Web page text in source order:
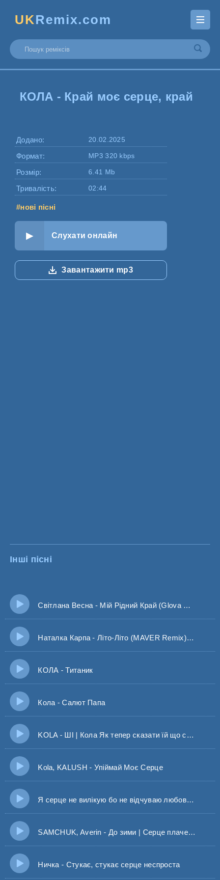
UKRemix.com
КОЛА - Край моє серце, край
Додано: 20.02.2025
Формат: MP3 320 kbps
Розмір: 6.41 Mb
Тривалість: 02:44
#нові пісні
Слухати онлайн
Завантажити mp3
Інші пісні
Світлана Весна - Мій Рідний Край (Glova Remix)
Наталка Карпа - Літо-Літо (MAVER Remix) | Літо, літо, я поїду на край світу
КОЛА - Титаник
Кола - Салют Папа
KOLA - ШІ | Кола Як тепер сказати їй що система дала збій?
Kola, KALUSH - Упіймай Моє Серце
Я серце не вилікую бо не відчуваю любов твою - 100лиця, Emeli
SAMCHUK, Averin - До зими | Серце плаче знов про тебе
Ничка - Стукає, стукає серце неспроста